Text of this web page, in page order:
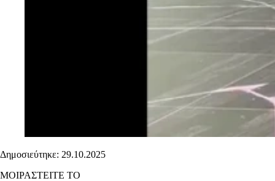
Δημοσιεύτηκε: 29.10.2025
ΜΟΙΡΑΣΤΕΙΤΕ ΤΟ